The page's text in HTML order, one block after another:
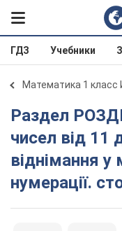
ГДЗ Учебники
Математика 1 класс
Раздел РОЗДІЛ З. Нумерація
чисел від 11
віднімання
нумерації.